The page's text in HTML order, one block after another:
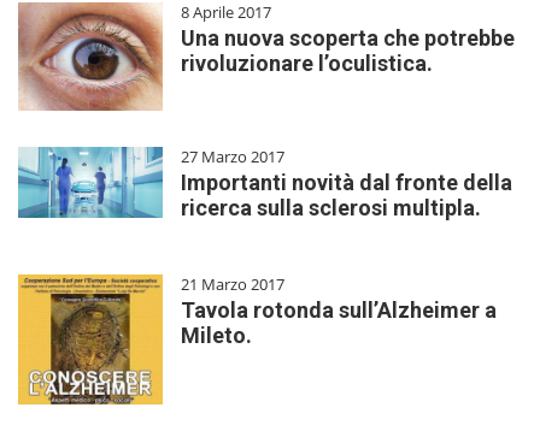
8 Aprile 2017
Una nuova scoperta che potrebbe
rivoluzionare l’oculistica.
27 Marzo 2017
Importanti novità dal fronte della
ricerca sulla sclerosi multipla.
21 Marzo 2017
Tavola rotonda sull’Alzheimer a
Mileto.